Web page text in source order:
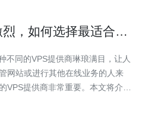
，如何选择最适合的
不同的VPS提供商琳琅满目，让人
网站或进行其他在线业务的人来
VPS提供商非常重要。本文将介绍
要明确自己的需求是什么。不同